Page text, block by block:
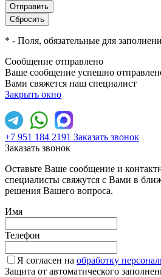
* - Поля, обязательные для
Сообщение отправлено
Ваше сообщение успешно
Вами свяжется наш специалист
Закрыть окно
+7 951 184 2191 Заказать звонок
Заказать звонок
Оставьте Ваше сообщение и
специалисты свяжутся с Вами в
решения Вашего вопроса.
Имя
Телефон
Я согласен на обработку
Защита от автоматического